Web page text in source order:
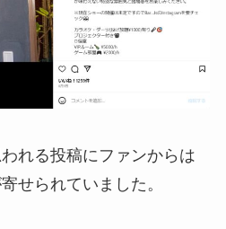
れる投稿にファンからは
せられていました。